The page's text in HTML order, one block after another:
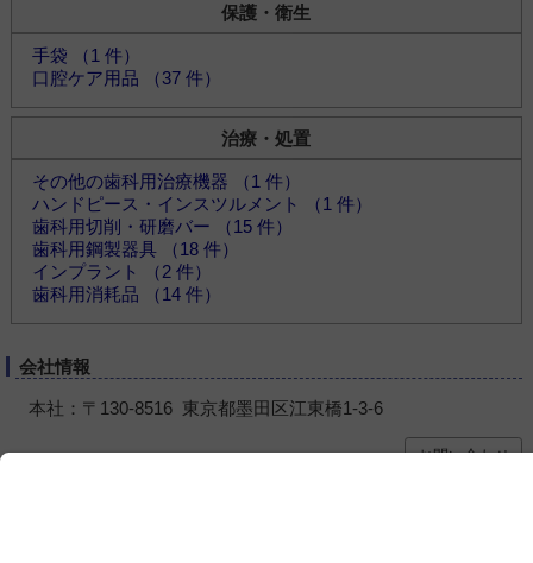
保護・衛生
手袋 （1 件）
口腔ケア用品 （37 件）
治療・処置
その他の歯科用治療機器 （1 件）
ハンドピース・インスツルメント （1 件）
歯科用切削・研磨バー （15 件）
歯科用鋼製器具 （18 件）
インプラント （2 件）
歯科用消耗品 （14 件）
会社情報
本社：〒130-8516 東京都墨田区江東橋1-3-6
お問い合わせ